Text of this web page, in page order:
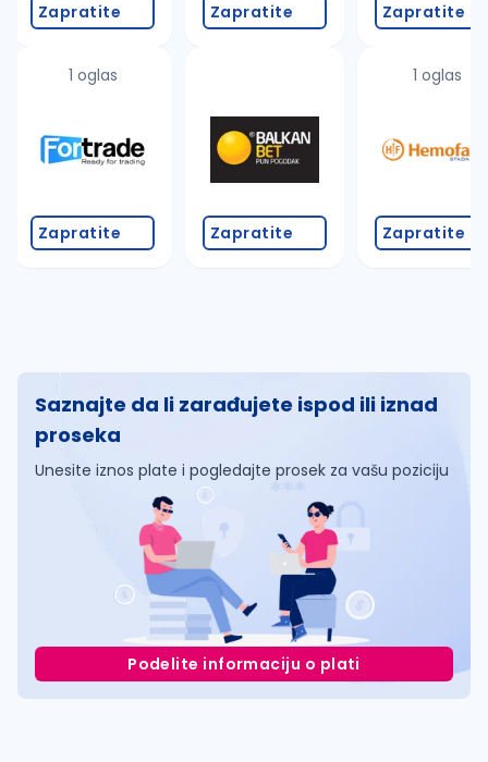
Zapratite
1 oglas
Zapratite
Zapratite
Zapratite
Zapratite
1 oglas
Zapratite
Saznajte da li zarađujete ispod ili iznad
proseka
Unesite iznos plate i pogledajte prosek za vašu poziciju
Podelite informaciju o plati